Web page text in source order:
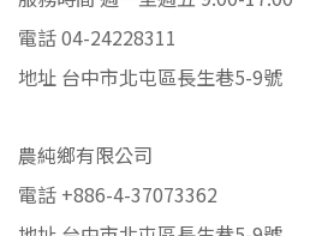
電話 04-24228311
地址 台中市北屯區長生巷5-9號
農純鄉有限公司
電話 +886-4-37073362